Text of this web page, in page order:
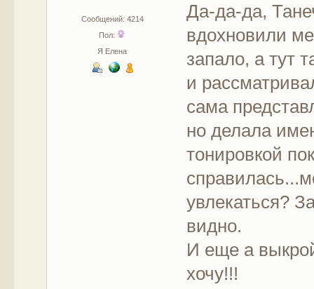
Сообщений: 4214
Пол:
Я Елена
Да-да-да,
вдохновили
запало, а тут
и
сама
но делала
тонировкой
увлекаться?
видно.
И еще а
хочу!!!